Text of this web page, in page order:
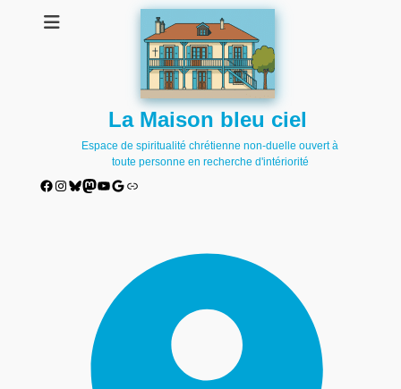
La Maison bleu ciel
Espace de spiritualité chrétienne non-duelle ouvert à
toute personne en recherche d'intériorité
Facebook
Instagram
Bluesky
Mastodon
YouTube
Google
Lien